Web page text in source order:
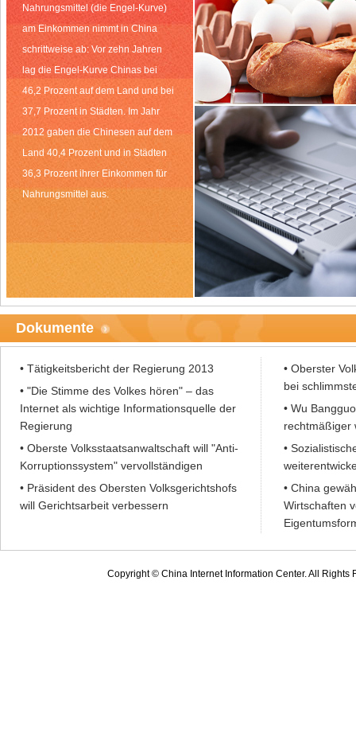
Nahrungsmittel (die Engel-Kurve)
am Einkommen nimmt in China
schrittweise ab: Vor zehn Jahren
lag die Engel-Kurve Chinas bei
46,2 Prozent auf dem Land und bei
37,7 Prozent in Städten. Im Jahr
2012 gaben die Chinesen auf dem
Land 40,4 Prozent und in Städten
36,3 Prozent ihrer Einkommen für
Nahrungsmittel aus.
Dokumente
• Tätigkeitsbericht der Regierung 2013
• "Die Stimme des Volkes hören" – das
Internet als wichtige Informationsquelle der
Regierung
• Oberste Volksstaatsanwaltschaft will "Anti-
Korruptionssystem" vervollständigen
• Präsident des Obersten Volksgerichtshofs
will Gerichtsarbeit verbessern
• Oberster
bei
• Wu
rechtmäßiger
•
• China
Wirtschaften
Copyright © China Internet Information Center. All